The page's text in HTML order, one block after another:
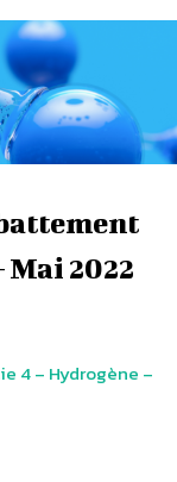
Mai 2022
4 – Hydrogène –